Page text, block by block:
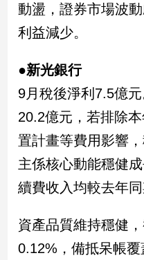
星
座/
命
消
費
健
康/
親
感
情
術
／
文
動盪，證券市場波
利益減少。
●新光銀行
9月稅後淨利7.5億
20.2億元，若排除
置計畫等費用影響
主係核心動能穩健
續費收入均較去年同
資產品質維持穩健
0.12%，備抵呆帳覆